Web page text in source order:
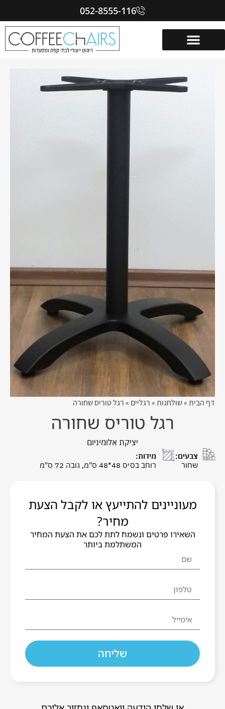
052-8555-116
דף הבית»שולחנות»רגליים »רגל טוריס שחורה
רגל טוריס שחורה
יציקת אלומיניום
צבעים:
שחור
מידות:
רוחב בסיס 48*48 ס"מ, גובה 72 ס"מ
מעוניינים להתייעץ או לקבל הצעת
מחיר?
השאירו פרטים ונשמח לתת לכם את הצעת המחיר
המשתלמת ביותר
שליחה